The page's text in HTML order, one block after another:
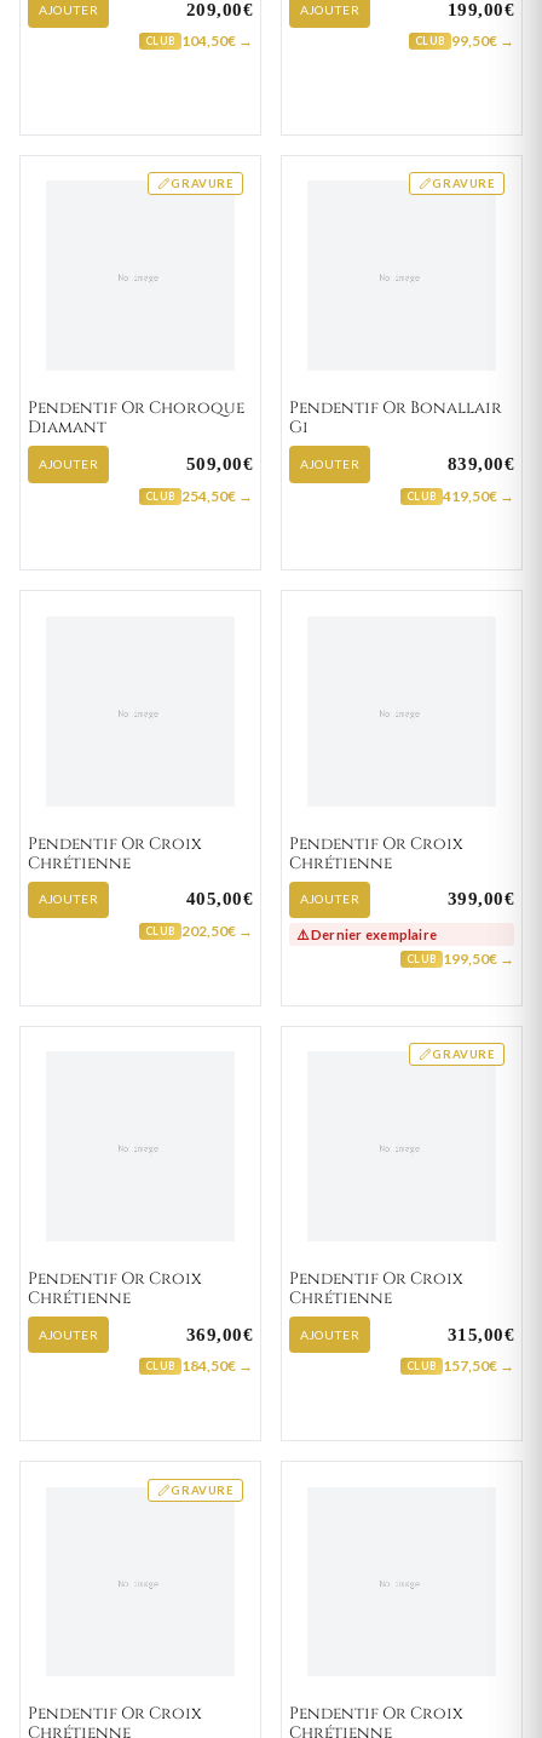
AJOUTER 209,00€
CLUB 104,50€ →
AJOUTER 199,00€
CLUB 99,50€ →
GRAVURE
Pendentif Or Choroque
Diamant
AJOUTER 509,00€
CLUB 254,50€ →
GRAVURE
Pendentif Or Bonallair
Gi
AJOUTER 839,00€
CLUB 419,50€ →
Pendentif Or Croix
Chrétienne
AJOUTER 405,00€
CLUB 202,50€ →
Pendentif Or Croix
Chrétienne
AJOUTER 399,00€
⚠️ Dernier exemplaire
CLUB 199,50€ →
Pendentif Or Croix
Chrétienne
AJOUTER 369,00€
CLUB 184,50€ →
GRAVURE
Pendentif Or Croix
Chrétienne
AJOUTER 315,00€
CLUB 157,50€ →
GRAVURE
Pendentif Or Croix
Pendentif Or Croix